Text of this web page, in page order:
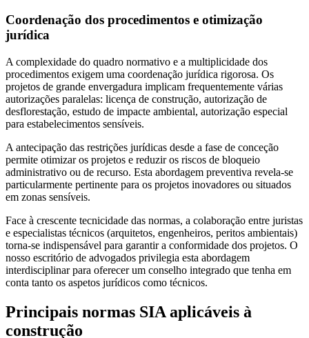
Coordenação dos procedimentos e otimização
jurídica
A complexidade do quadro normativo e a multiplicidade dos
procedimentos exigem uma coordenação jurídica rigorosa. Os
projetos de grande envergadura implicam frequentemente várias
autorizações paralelas: licença de construção, autorização de
desflorestação, estudo de impacte ambiental, autorização especial
para estabelecimentos sensíveis.
A antecipação das restrições jurídicas desde a fase de conceção
permite otimizar os projetos e reduzir os riscos de bloqueio
administrativo ou de recurso. Esta abordagem preventiva revela-se
particularmente pertinente para os projetos inovadores ou situados
em zonas sensíveis.
Face à crescente tecnicidade das normas, a colaboração entre juristas
e especialistas técnicos (arquitetos, engenheiros, peritos ambientais)
torna-se indispensável para garantir a conformidade dos projetos. O
nosso escritório de advogados privilegia esta abordagem
interdisciplinar para oferecer um conselho integrado que tenha em
conta tanto os aspetos jurídicos como técnicos.
Principais normas SIA aplicáveis à
construção